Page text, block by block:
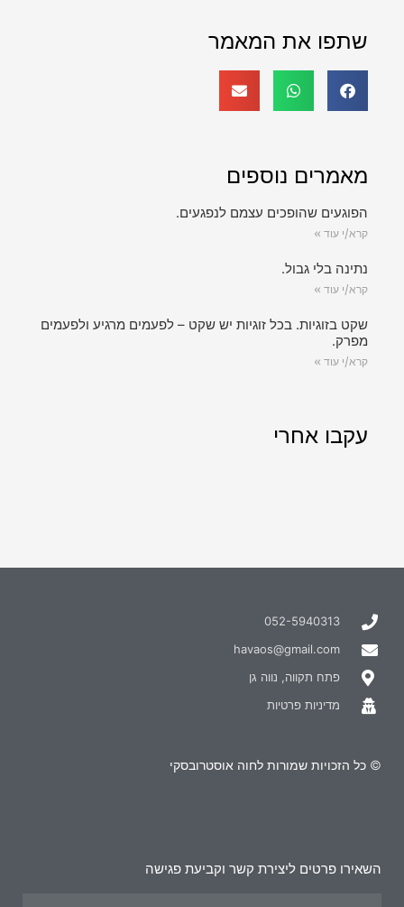
שתפו את המאמר
מאמרים נוספים
הפוגעים שהופכים עצמם לנפגעים.
קרא/י עוד »
נתינה בלי גבול.
קרא/י עוד »
שקט בזוגיות. בכל זוגיות יש שקט – לפעמים מרגיע ולפעמים
מפרק.
קרא/י עוד »
עקבו אחרי
052-5940313
havaos@gmail.com
פתח תקווה, נווה גן
מדיניות פרטיות
© כל הזכויות שמורות לחוה אוסטרובסקי
השאירו פרטים ליצירת קשר וקביעת פגישה